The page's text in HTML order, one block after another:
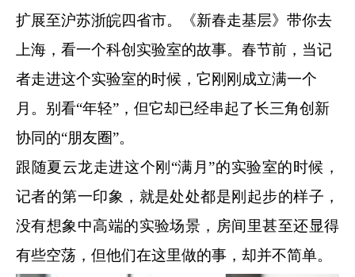
扩展至沪苏浙皖四省市。《新春走基层》带你去
上海，看一个科创实验室的故事。春节前，当记
者走进这个实验室的时候，它刚刚成立满一个
月。别看“年轻”，但它却已经串起了长三角创新
协同的“朋友圈”。
跟随夏云龙走进这个刚“满月”的实验室的时候，
记者的第一印象，就是处处都是刚起步的样子，
没有想象中高端的实验场景，房间里甚至还显得
有些空荡，但他们在这里做的事，却并不简单。